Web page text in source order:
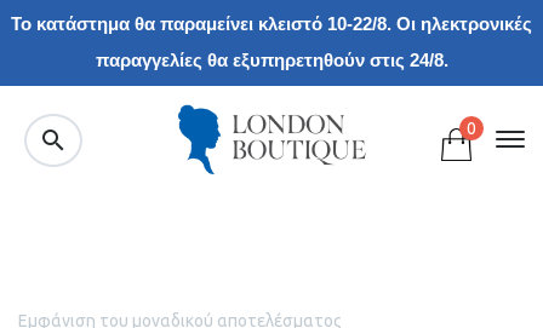
Το κατάστημα θα παραμείνει κλειστό 10-22/8. Οι ηλεκτρονικές
παραγγελίες θα εξυπηρετηθούν στις 24/8.
0
Εμφάνιση του μοναδικού αποτελέσματος